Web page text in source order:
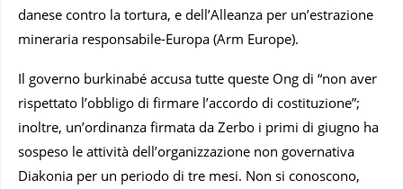
danese contro la tortura, e dell’Alleanza per un’estrazione
mineraria responsabile-Europa (Arm Europe).
Il governo burkinabé accusa tutte queste Ong di “non aver
rispettato l’obbligo di firmare l’accordo di costituzione”;
inoltre, un’ordinanza firmata da Zerbo i primi di giugno ha
sospeso le attività dell’organizzazione non governativa
Diakonia per un periodo di tre mesi. Non si conoscono,